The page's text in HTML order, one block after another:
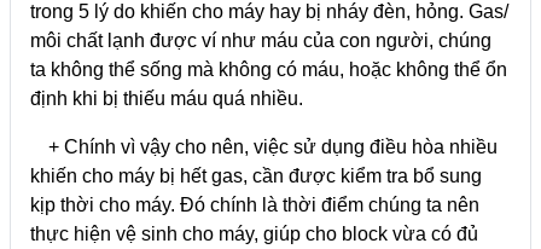
trong 5 lý do khiến cho máy hay bị nháy đèn, hỏng. Gas/
môi chất lạnh được ví như máu của con người, chúng
ta không thể sống mà không có máu, hoặc không thể ổn
định khi bị thiếu máu quá nhiều.
+ Chính vì vậy cho nên, việc sử dụng điều hòa nhiều
khiến cho máy bị hết gas, cần được kiểm tra bổ sung
kịp thời cho máy. Đó chính là thời điểm chúng ta nên
thực hiện vệ sinh cho máy, giúp cho block vừa có đủ